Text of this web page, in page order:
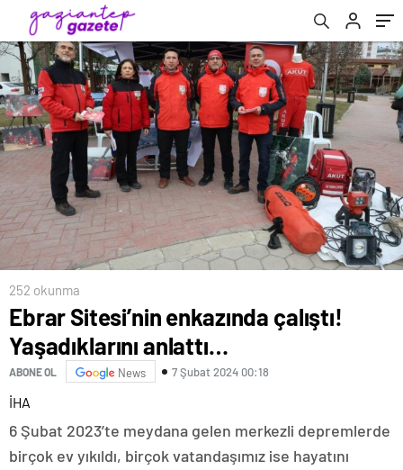
252 okunma
Ebrar Sitesi’nin enkazında çalıştı!
Yaşadıklarını anlattı…
ABONE OL News 7 Şubat 2024 00:18
İHA
6 Şubat 2023’te meydana gelen merkezli depremlerde
birçok ev yıkıldı, birçok vatandaşımız ise hayatını